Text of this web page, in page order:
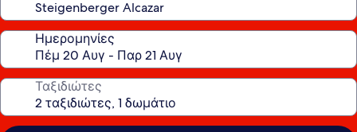
Ημερομηνίες
Ταξιδιώτες